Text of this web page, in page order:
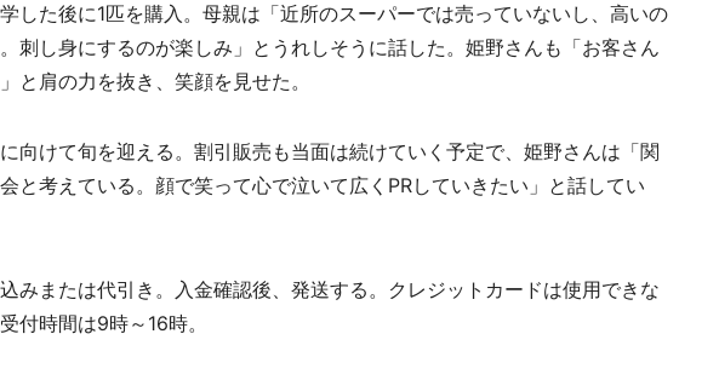
した後に1匹を購入。母親は「近所のスーパーでは売っていないし、高いの
刺し身にするのが楽しみ」とうれしそうに話した。姫野さんも「お客さん
と肩の力を抜き、笑顔を見せた。
向けて旬を迎える。割引販売も当面は続けていく予定で、姫野さんは「関
と考えている。顔で笑って心で泣いて広くPRしていきたい」と話してい
みまたは代引き。入金確認後、発送する。クレジットカードは使用できな
付時間は9時～16時。